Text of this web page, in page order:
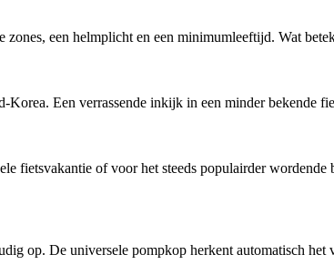
een helmplicht en een minimumleeftijd. Wat
Een verrassende inkijk in een minder bekende
fietsvakantie of voor het steeds populairder
op. De universele pompkop herkent automatisch